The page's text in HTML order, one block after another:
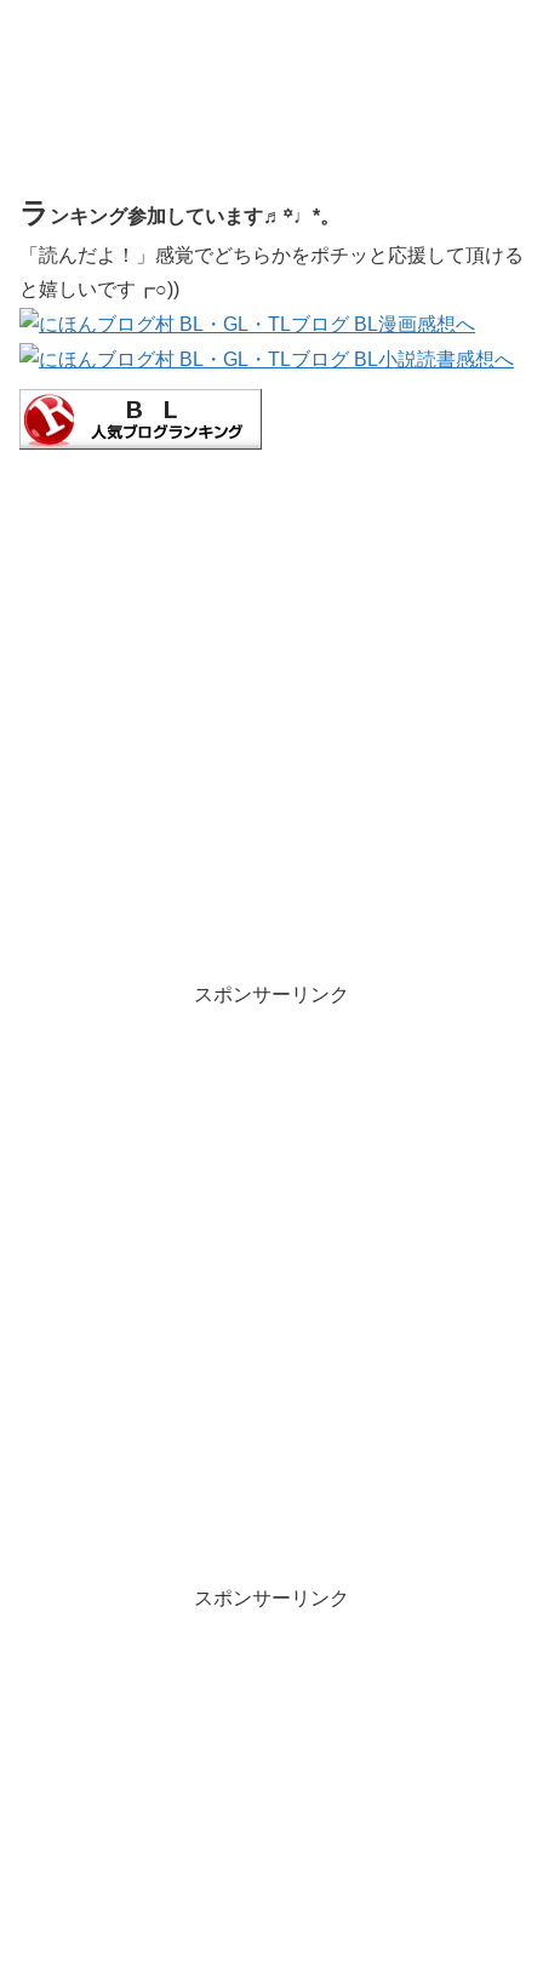
ラ ンキング参加しています♬꙳♩*。
「読んだよ！」感覚でどちらかをポチッと応援して頂ける
と嬉しいです┏○))
スポンサーリンク
スポンサーリンク